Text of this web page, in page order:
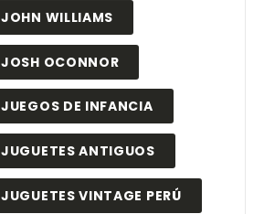
JOHN WILLIAMS
JOSH OCONNOR
JUEGOS DE INFANCIA
JUGUETES ANTIGUOS
JUGUETES VINTAGE PERÚ